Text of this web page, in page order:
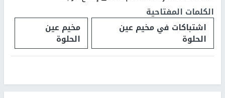
الكلمات المفتاحية
اشتباكات في مخيم عين
الحلوة
مخيم عين
الحلوة